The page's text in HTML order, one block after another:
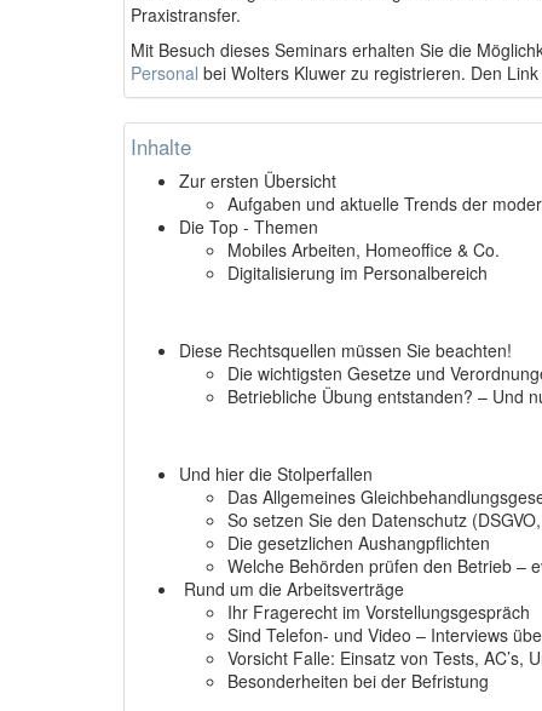
Praxistransfer.
Mit Besuch dieses Seminars erhalten Sie die
Personal bei Wolters Kluwer zu registrieren. Den
Inhalte
Zur ersten Übersicht
Aufgaben und aktuelle Trends der
Die Top - Themen
Mobiles Arbeiten, Homeoffice & Co.
Digitalisierung im Personalbereich
Diese Rechtsquellen müssen Sie beachten!
Die wichtigsten Gesetze und
Betriebliche Übung entstanden? – Und
Und hier die Stolperfallen
Das Allgemeines
So setzen Sie den Datenschutz
Die gesetzlichen Aushangpflichten
Welche Behörden prüfen den Betrieb –
Rund um die Arbeitsverträge
Ihr Fragerecht im Vorstellungsgespräch
Sind Telefon- und Video – Interviews
Vorsicht Falle: Einsatz von Tests, AC’s,
Besonderheiten bei der Befristung